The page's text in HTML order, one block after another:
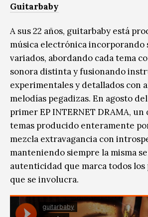
Guitarbaby
A sus 22 años, guitarbaby está
música electrónica incorporando
variados, abordando cada tema
sonora distinta y fusionando
experimentales y detallados con
melodías pegadizas. En agosto
primer EP INTERNET DRAMA, un
temas producido enteramente
mezcla extravagancia con
manteniendo siempre la misma
autenticidad que marca todos los
que se involucra.